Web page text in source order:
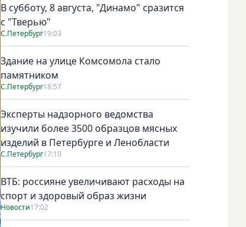
В субботу, 8 августа, "Динамо" сразится
с "Тверью"
С.Петербург19:03
Здание на улице Комсомола стало
памятником
С.Петербург18:57
Эксперты надзорного ведомства
изучили более 3500 образцов мясных
изделий в Петербурге и Ленобласти
С.Петербург17:10
ВТБ: россияне увеличивают расходы на
спорт и здоровый образ жизни
Новости17:02